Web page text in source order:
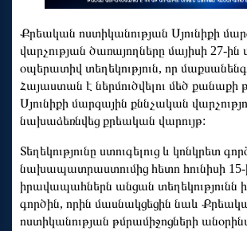
Քրեական ոստիկանության Սյունիքի
վարչության ծառայողները մայիսի 27-ին
օպերատիվ տեղեկություն, որ
Հայաստան է ներմուծվելու մեծ քանաքի
Սյունիքի մարզային քննչական
նախաձեռնվեց քրեական վարույթ:
Տեղեկությունը ստուգելուց և կոնկրետ
նախապատրաստումից հետո հունիսի 15-
իրավապահներն անցան տեղեկությունն
գործին, որին մասնակցեցին նաև
ոստիկանության թմրամիջոցների